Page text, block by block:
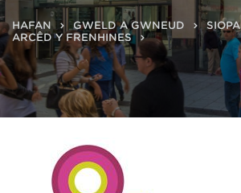
HAFAN GWELD A GWNEUD
SIOPA
ARCÊD Y FRENHINES